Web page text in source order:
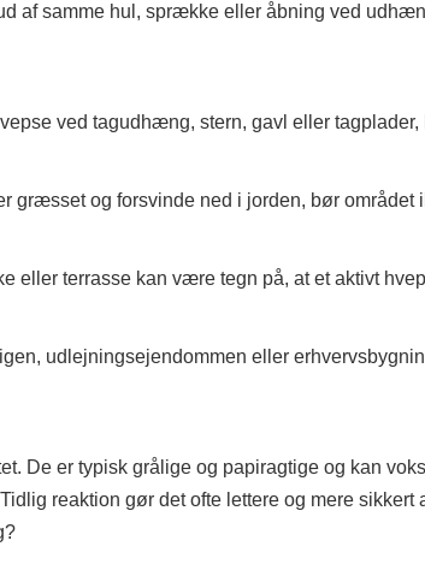
af samme hul, sprække eller åbning ved
ved tagudhæng, stern, gavl eller
græsset og forsvinde ned i jorden, bør området
eller terrasse kan være tegn på, at et aktivt
udlejningsejendommen eller
De er typisk grålige og papiragtige og kan
reaktion gør det ofte lettere og mere sikkert